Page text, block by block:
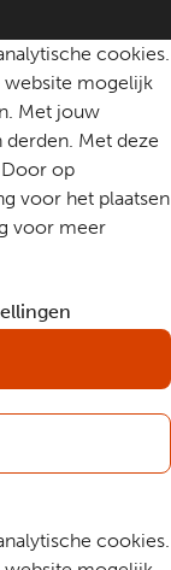
cookies.
website mogelijk
Met jouw
Met deze
Door op
voor het plaatsen
voor meer
cookies.